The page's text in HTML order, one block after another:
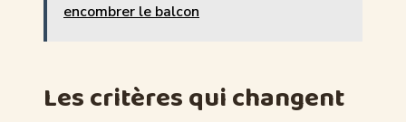
encombrer le balcon
Les critères qui changent